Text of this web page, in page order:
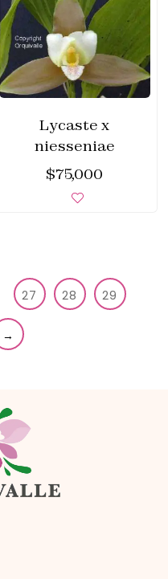
Lycaste x
niesseniae
$75,000
27 28 29
→